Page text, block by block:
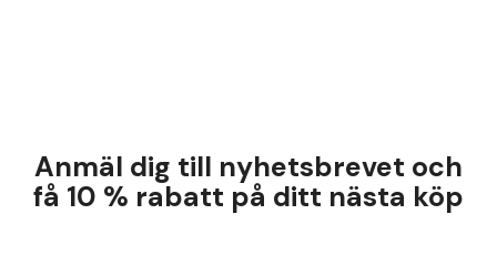
Anmäl dig till nyhetsbrevet och
få 10 % rabatt på ditt nästa köp